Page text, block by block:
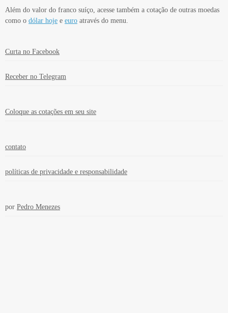
Além do valor do franco suíço, acesse também a cotação de outras moedas
como o dólar hoje e euro através do menu.
Curta no Facebook
Receber no Telegram
Coloque as cotações em seu site
contato
políticas de privacidade e responsabilidade
por Pedro Menezes